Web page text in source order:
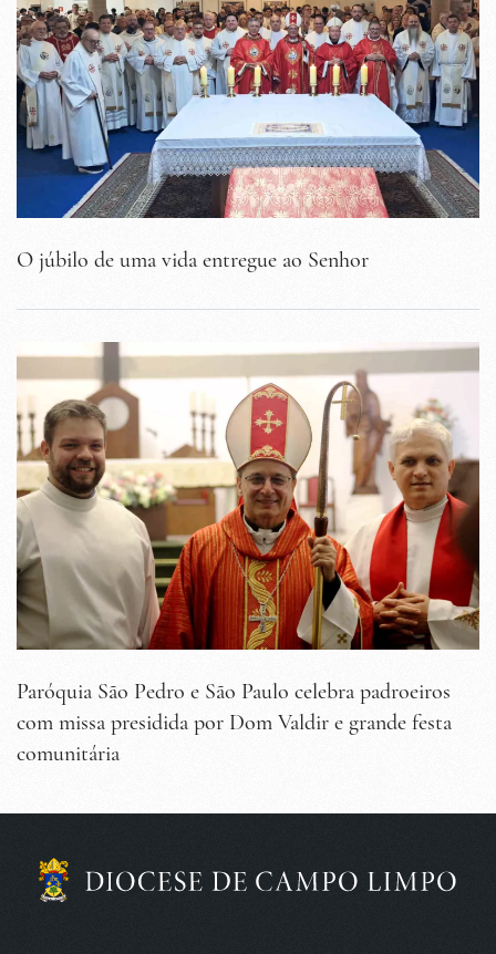
O júbilo de uma vida entregue ao Senhor
Paróquia São Pedro e São Paulo celebra padroeiros
com missa presidida por Dom Valdir e grande festa
comunitária